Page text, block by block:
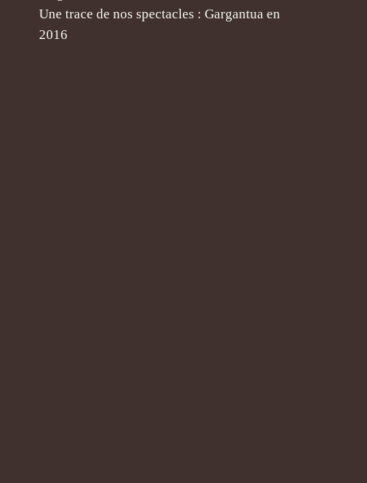
Une trace de nos spectacles : Gargantua en
2016